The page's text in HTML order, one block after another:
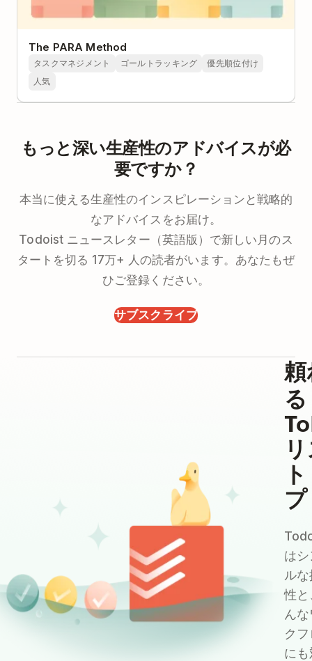
The PARA Method
タスクマネジメント ゴールトラッキング
優先順位付け
人気
もっと深い生産性のアドバイスが必
要ですか？
本当に使える生産性のインスピレーションと戦略的
なアドバイスをお届け。
Todoist ニュースレター（英語版）で新しい月のス
タートを切る 17万+ 人の読者がいます。あなたもぜ
ひご登録ください。
サブスクライブ
る
は
ル
性
ん
ク
に